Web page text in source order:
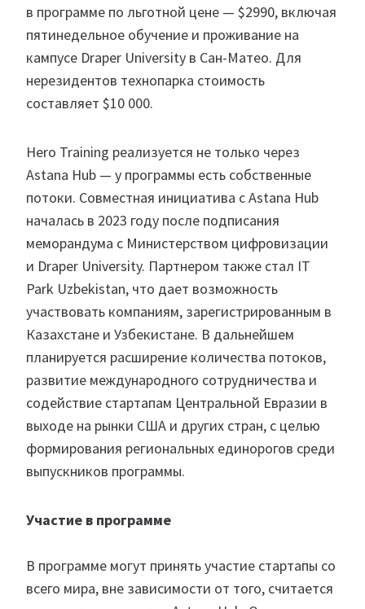
в программе по льготной цене — $2990, включая
пятинедельное обучение и проживание на
кампусе Draper University в Сан-Матео. Для
нерезидентов технопарка стоимость
составляет $10 000.
Hero Training реализуется не только через
Astana Hub — у программы есть собственные
потоки. Совместная инициатива с Astana Hub
началась в 2023 году после подписания
меморандума с Министерством цифровизации
и Draper University. Партнером также стал IT
Park Uzbekistan, что дает возможность
участвовать компаниям, зарегистрированным в
Казахстане и Узбекистане. В дальнейшем
планируется расширение количества потоков,
развитие международного сотрудничества и
содействие стартапам Центральной Евразии в
выходе на рынки США и других стран, с целью
формирования региональных единорогов среди
выпускников программы.
Участие в программе
В программе могут принять участие стартапы со
всего мира, вне зависимости от того, считается